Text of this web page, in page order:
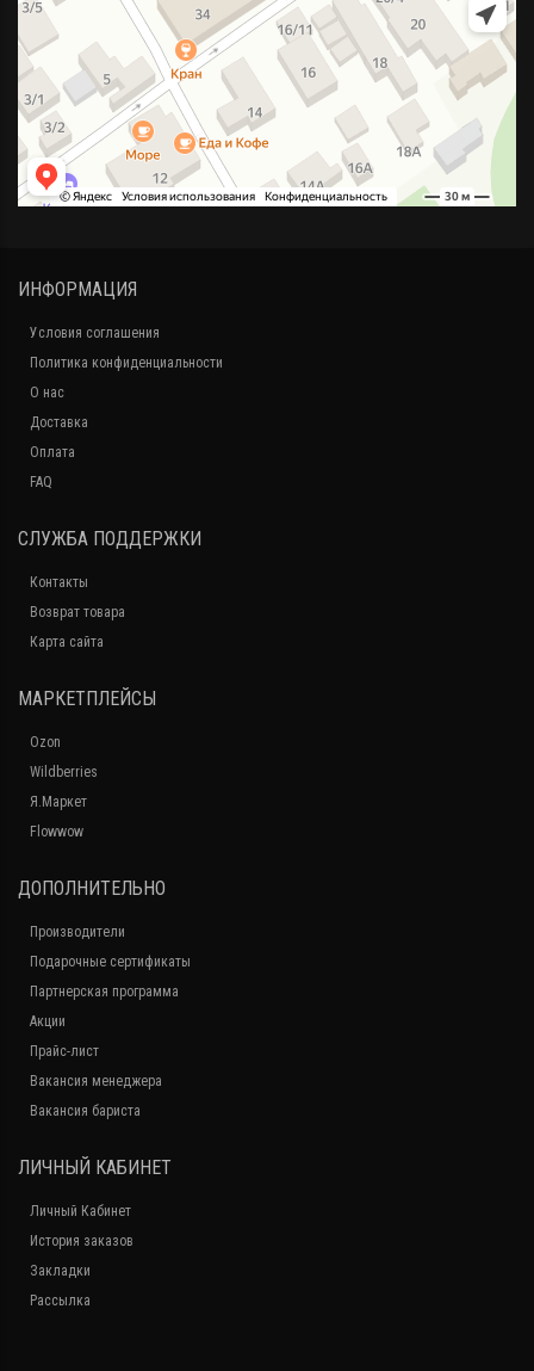
ИНФОРМАЦИЯ
Условия соглашения
Политика конфиденциальности
О нас
Доставка
Оплата
FAQ
СЛУЖБА ПОДДЕРЖКИ
Контакты
Возврат товара
Карта сайта
МАРКЕТПЛЕЙСЫ
Ozon
Wildberries
Я.Маркет
Flowwow
ДОПОЛНИТЕЛЬНО
Производители
Подарочные сертификаты
Партнерская программа
Акции
Прайс-лист
Вакансия менеджера
Вакансия бариста
ЛИЧНЫЙ КАБИНЕТ
Личный Кабинет
История заказов
Закладки
Рассылка